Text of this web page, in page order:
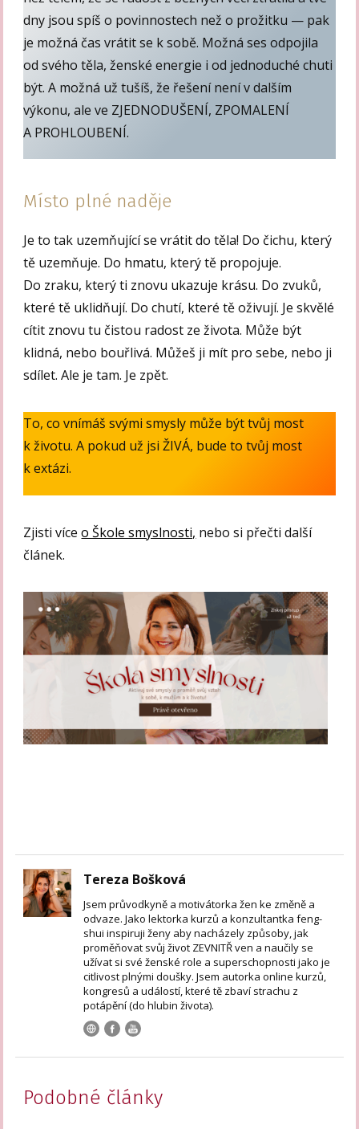
dny jsou spíš o povinnostech než o prožitku — pak
je možná čas vrátit se k sobě. Možná ses odpojila
od svého těla, ženské energie i od jednoduché chuti
být. A možná už tušíš, že řešení není v dalším
výkonu, ale ve ZJEDNODUŠENÍ, ZPOMALENÍ
A PROHLOUBENÍ.
Místo plné naděje
Je to tak uzemňující se vrátit do těla! Do čichu, který
tě uzemňuje. Do hmatu, který tě propojuje.
Do zraku, který ti znovu ukazuje krásu. Do zvuků,
které tě uklidňují. Do chutí, které tě oživují. Je skvělé
cítit znovu tu čistou radost ze života. Může být
klidná, nebo bouřlivá. Můžeš ji mít pro sebe, nebo ji
sdílet. Ale je tam. Je zpět.
To, co vnímáš svými smysly může být tvůj most
k životu. A pokud už jsi ŽIVÁ, bude to tvůj most
k extázi.
Zjisti víceo Škole smyslnosti, nebo si přečti další
článek.
Tereza Bošková
Jsem průvodkyně a motivátorka žen ke změně a
odvaze. Jako lektorka kurzů a konzultantka feng-
shui inspiruji ženy aby nacházely způsoby, jak
proměňovat svůj život ZEVNITŘ ven a naučily se
užívat si své ženské role a superschopnosti jako je
citlivost plnými doušky. Jsem autorka online kurzů,
kongresů a událostí, které tě zbaví strachu z
potápění (do hlubin života).
Podobné články